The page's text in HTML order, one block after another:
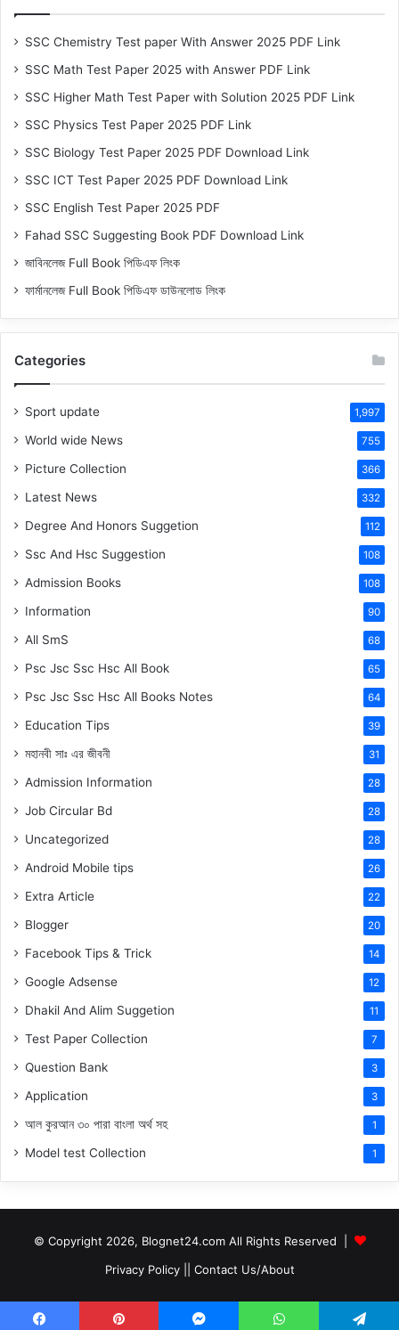
SSC Chemistry Test paper With Answer 2025 PDF Link
SSC Math Test Paper 2025 with Answer PDF Link
SSC Higher Math Test Paper with Solution 2025 PDF Link
SSC Physics Test Paper 2025 PDF Link
SSC Biology Test Paper 2025 PDF Download Link
SSC ICT Test Paper 2025 PDF Download Link
SSC English Test Paper 2025 PDF
Fahad SSC Suggesting Book PDF Download Link
জাবিনলেজ Full Book পিডিএফ লিংক
ফার্মানলেজ Full Book পিডিএফ ডাউনলোড লিংক
Categories
Sport update 1,997
World wide News 755
Picture Collection 366
Latest News 332
Degree And Honors Suggetion 112
Ssc And Hsc Suggestion 108
Admission Books 108
Information 90
All SmS 68
Psc Jsc Ssc Hsc All Book 65
Psc Jsc Ssc Hsc All Books Notes 64
Education Tips 39
মহানবী সাঃ এর জীবনী 31
Admission Information 28
Job Circular Bd 28
Uncategorized 28
Android Mobile tips 26
Extra Article 22
Blogger 20
Facebook Tips & Trick 14
Google Adsense 12
Dhakil And Alim Suggetion 11
Test Paper Collection 7
Question Bank 3
Application 3
আল কুরআন ৩০ পারা বাংলা অর্থ সহ 1
Model test Collection 1
© Copyright 2026, Blognet24.com All Rights Reserved |
Privacy Policy|| Contact Us/About